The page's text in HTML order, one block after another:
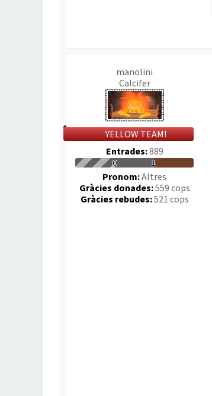
manolini
Calcifer
YELLOW TEAM!
Entrades:889
0 1
Pronom:Altres
Gràcies donades:559 cops
Gràcies rebudes:521 cops